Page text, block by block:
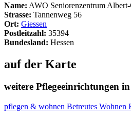
Name: AWO Seniorenzentrum
Strasse: Tannenweg 56
Ort: Giessen
Postleitzahl: 35394
Bundesland: Hessen
auf der Karte
weitere Pflegeeinrichtungen
pflegen & wohnen Betreutes Wohnen